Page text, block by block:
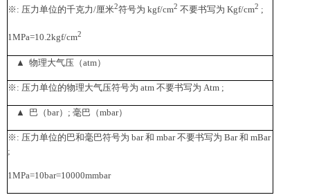
※: 压力单位的千克力/厘米2符号为 kgf/cm2 不要书写为 Kgf/cm2 ;
1MPa=10.2kgf/cm2
▲ 物理大气压（atm）
※: 压力单位的物理大气压符号为 atm 不要书写为 Atm ;
▲ 巴（bar）; 毫巴（mbar）
※: 压力单位的巴和毫巴符号为 bar 和 mbar 不要书写为 Bar 和 mBar
;
1MPa=10bar=10000mmbar